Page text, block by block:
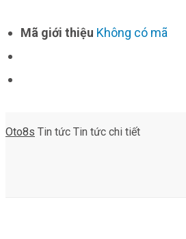
Mã giới thiệu Không có mã
Oto8s Tin tức Tin tức chi tiết